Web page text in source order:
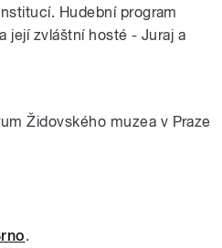
Hudební program
její zvláštní hosté - Juraj a
Židovského muzea v Praze
.